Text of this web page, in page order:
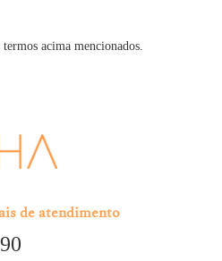
acima mencionados.
de atendimento